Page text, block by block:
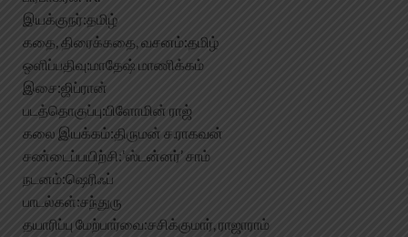
இயக்குநர்​​​​:​தமிழ்
கதை, திரைக்கதை, வசனம்​:​தமிழ்
ஒளிப்பதிவு​​​​:​மாதேஷ் மாணிக்கம்
இசை​​​​​:​ஜிப்ரான்
படத்தொகுப்பு​​​:​பிளோமின் ராஜ்
கலை இயக்கம்​​​:​திருமன் ச.ராகவன்
சண்டைப்பயிற்சி​​​:​‛ஸ்டன்னர்’ சாம்
நடனம்​​​​:​ஷெரிஃப்
பாடல்கள்​​:​சந்துரு
தயாரிப்பு மேற்பார்வை​​:​சசிக்குமார், ராஜாராம்